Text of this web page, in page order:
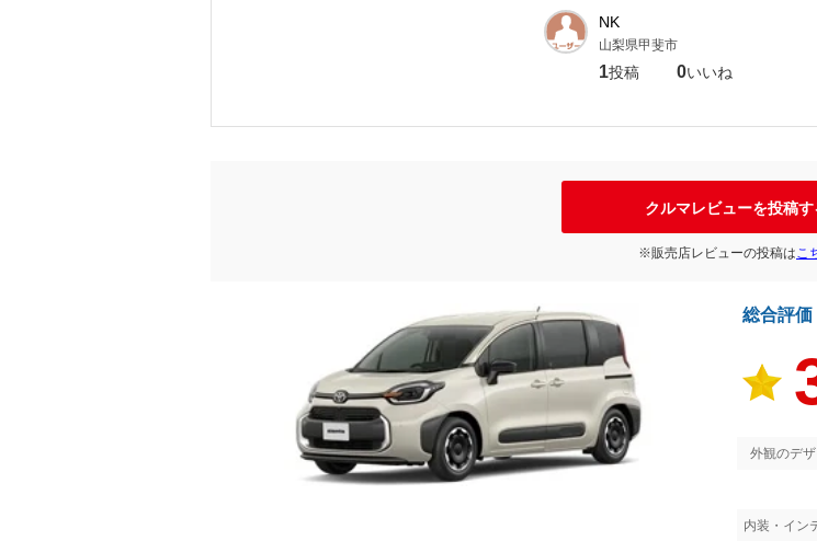
NK
山梨県甲斐市
1投稿 0いいね
クルマレビューを投稿す
※販売店レビューの投稿はこ
総合評価
外観のデ
内装・イン